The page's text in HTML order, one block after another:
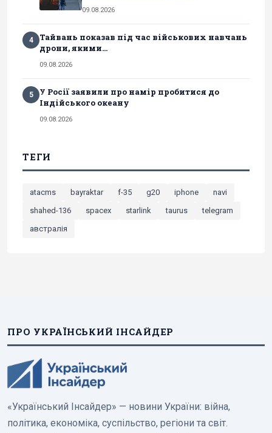
09.08.2026
4
Тайвань показав під час військових навчань
дрони, якими...
09.08.2026
5
У Росії заявили про намір пробитися до
Індійського океану
09.08.2026
ТЕГИ
atacms bayraktar f-35 g20 iphone
navi
shahed-136
spacex starlink taurus
telegram
австралія
ПРО УКРАЇНСЬКИЙ ІНСАЙДЕР
«Український Інсайдер» — новини України: війна,
політика, економіка, суспільство, регіони та світ.